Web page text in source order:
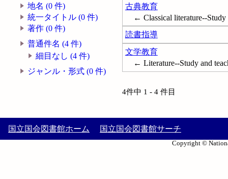
地名 (0 件)
統一タイトル (0 件)
著作 (0 件)
普通件名 (4 件)
細目なし (4 件)
ジャンル・形式 (0 件)
古典教育
← Classical literature--Study
読書指導
文学教育
← Literature--Study and
4件中 1 - 4 件目
国立国会図書館ホーム 国立国会図書館サーチ
Copyright ©